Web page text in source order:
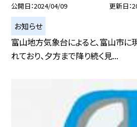
公開日 2024/04/09 更新日
お知らせ
富山地方気象台によると、富山市
れており、夕方まで降り続く見...